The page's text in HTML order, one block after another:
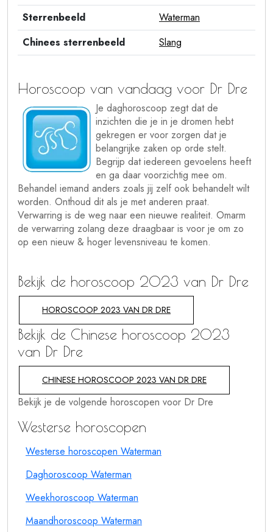
Sterrenbeeld
Waterman
Chinees sterrenbeeld
Slang
Horoscoop van vandaag voor Dr Dre
Je daghoroscoop zegt dat de
inzichten die je in je dromen hebt
gekregen er voor zorgen dat je
belangrijke zaken op orde stelt.
Begrijp dat iedereen gevoelens heeft
en ga daar voorzichtig mee om.
Behandel iemand anders zoals jij zelf ook behandelt wilt
worden. Onthoud dit als je met anderen praat.
Verwarring is de weg naar een nieuwe realiteit. Omarm
de verwarring zolang deze draagbaar is voor je om zo
op een nieuw & hoger levensniveau te komen.
Bekijk de horoscoop 2023 van Dr Dre
HOROSCOOP 2023 VAN DR DRE
Bekijk de Chinese horoscoop 2023
van Dr Dre
CHINESE HOROSCOOP 2023 VAN DR DRE
Bekijk je de volgende horoscopen voor Dr Dre
Westerse horoscopen
Westerse horoscopen Waterman
Daghoroscoop Waterman
Weekhoroscoop Waterman
Maandhoroscoop Waterman